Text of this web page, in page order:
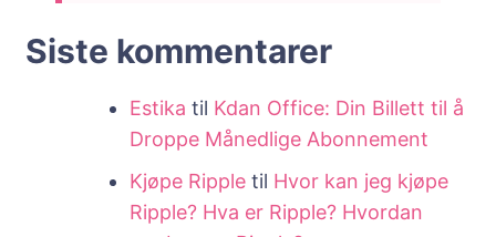
Siste kommentarer
Estika til Kdan Office: Din Billett til å
Droppe Månedlige Abonnement
Kjøpe Ripple til Hvor kan jeg kjøpe
Ripple? Hva er Ripple? Hvordan